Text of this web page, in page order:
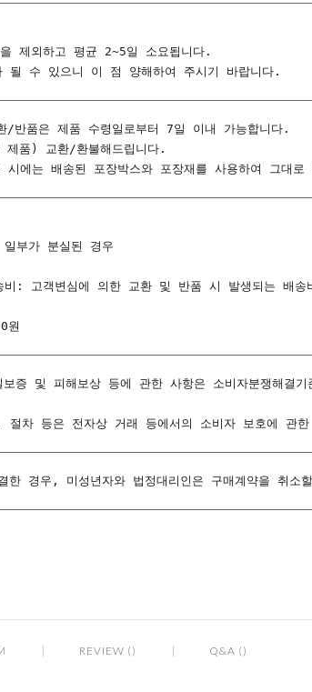
제외하고 평균 2~5일 소요됩니다.
될 수 있으니 이 점 양해하여 주시기 바랍니다.
품은 제품 수령일로부터 7일 이내 가능합니다.
품) 교환/환불해드립니다.
는 배송된 포장박스와 포장재를 사용하여 그대로
부가 분실된 경우
: 고객변심에 의한 교환 및 반품 시 발생되는 배송
원
및 피해보상 등에 관한 사항은 소비자분쟁해결기
차 등은 전자상 거래 등에서의 소비자 보호에 관한
한 경우, 미성년자와 법정대리인은 구매계약을 취소
REVIEW () Q&A ()